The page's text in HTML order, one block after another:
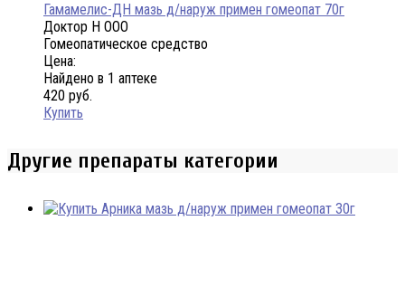
Гамамелис-ДН мазь д/наруж примен гомеопат 70г
Доктор Н ООО
Гомеопатическое средство
Цена:
Найдено в 1 аптеке
420 руб.
Купить
Другие препараты категории